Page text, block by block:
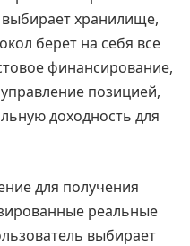
выбирает хранилище,
берет на себя все
финансирование,
позицией,
доходность для
для получения
реальные
выбирает